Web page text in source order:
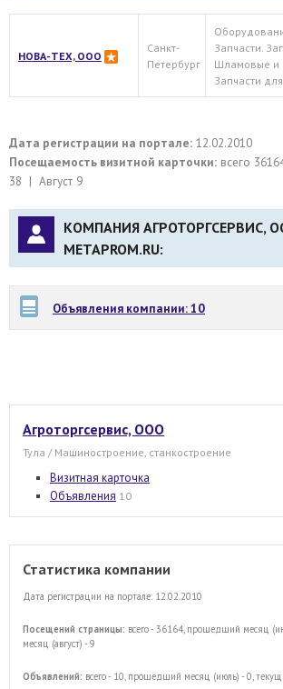
НОВА-ТЕХ, ООО
Санкт-
Петербург
Запчасти.
Шламовые и
Запчасти
Дата регистрации на портале: 12.02.2010
Посещаемость визитной карточки: всего
38 | Август 9
КОМПАНИЯ АГРОТОРГСЕРВИС,
METAPROM.RU:
Объявления компании: 10
Агроторгсервис, ООО
Тула / Машиностроение, станкостроение
Визитная карточка
Объявления 10
Статистика компании
Дата регистрации на портале: 12.02.2010
Посещений страницы: всего - 36164, прошедший месяц
месяц (август) - 9
Объявлений: всего - 10, прошедший месяц (июль) - 0,